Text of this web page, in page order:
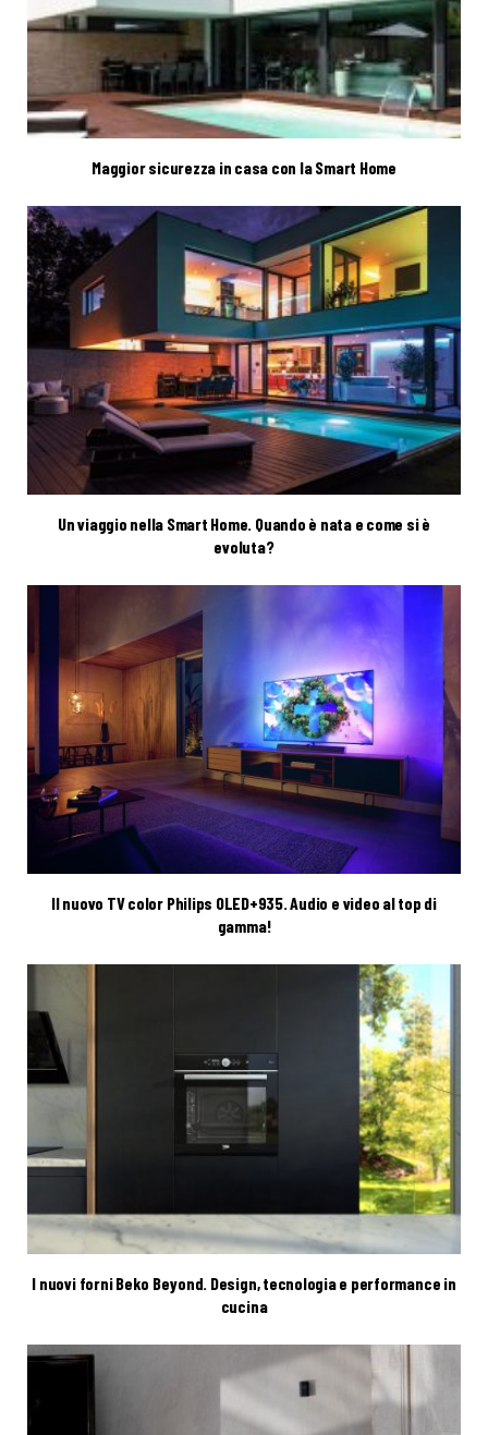
Maggior sicurezza in casa con la Smart Home
Un viaggio nella Smart Home. Quando è nata e come si è
evoluta?
Il nuovo TV color Philips OLED+935. Audio e video al top di
gamma!
I nuovi forni Beko Beyond. Design, tecnologia e performance in
cucina